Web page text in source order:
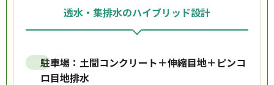
透水・集排水のハイブリッド設計
駐車場：土間コンクリート＋伸縮目地＋ピンコ
ロ目地排水